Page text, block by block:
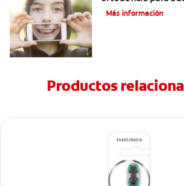
Más información
Productos